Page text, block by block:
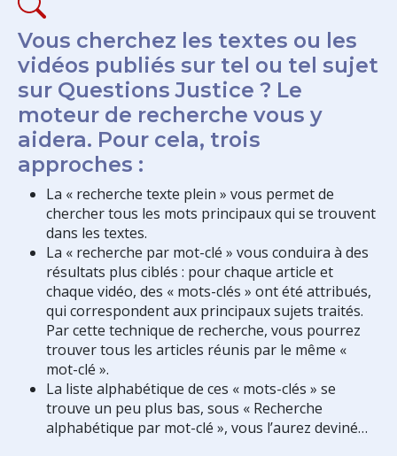
Vous cherchez les textes ou les
vidéos publiés sur tel ou tel sujet
sur Questions Justice ? Le
moteur de recherche vous y
aidera. Pour cela, trois
approches :
La « recherche texte plein » vous permet de
chercher tous les mots principaux qui se trouvent
dans les textes.
La « recherche par mot-clé » vous conduira à des
résultats plus ciblés : pour chaque article et
chaque vidéo, des « mots-clés » ont été attribués,
qui correspondent aux principaux sujets traités.
Par cette technique de recherche, vous pourrez
trouver tous les articles réunis par le même «
mot-clé ».
La liste alphabétique de ces « mots-clés » se
trouve un peu plus bas, sous « Recherche
alphabétique par mot-clé », vous l’aurez deviné…